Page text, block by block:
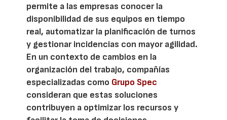
permite a las empresas conocer la
disponibilidad de sus equipos en tiempo
real, automatizar la planificación de turnos
y gestionar incidencias con mayor agilidad.
En un contexto de cambios en la
organización del trabajo, compañías
especializadas como Grupo Spec
consideran que estas soluciones
contribuyen a optimizar los recursos y